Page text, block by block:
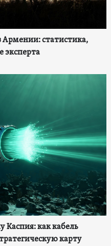
статистика,
эксперта
как кабель
карту